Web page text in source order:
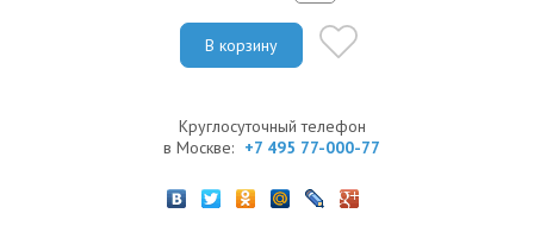
В корзину
Круглосуточный телефон
в Москве: +7 495 77-000-77